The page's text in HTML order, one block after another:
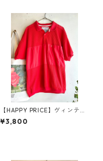
【HAPPY PRICE】ヴィンテー
ジドッキングポロシャツ
¥3,800